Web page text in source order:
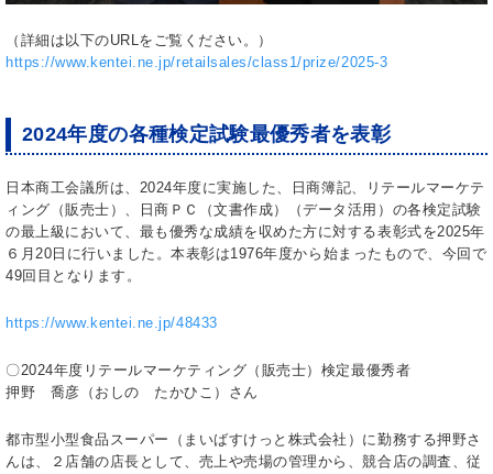
（詳細は以下のURLをご覧ください。）
https://www.kentei.ne.jp/retailsales/class1/prize/2025-3
2024年度の各種検定試験最優秀者を表彰
日本商工会議所は、 2024年度に実施した、日商簿記、リテールマーケテ
ィング（販売士）、日商ＰＣ（文書作成）（データ活用）の各検定試験
の最上級において、最も優秀な成績を収めた方に対する表彰式を2025年
６月20 日に行いました。本表彰は1976年度から始まったもので、今回で
49回目となります。
https://www.kentei.ne.jp/48433
〇2024年度リテールマーケティング（販売士）検定最優秀者
押野 喬彦（おしの たかひこ）さん
都市型小型食品スーパー（まいばすけっと株式会社）に勤務する押野さ
んは、２店舗の店長として、売上や売場の管理から、競合店の調査、従